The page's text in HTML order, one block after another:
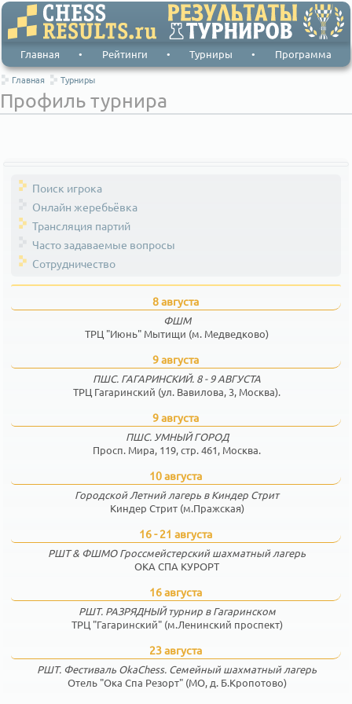
Главная • Рейтинги • Турниры • Программа
Главная Турниры
Профиль турнира
Поиск игрока
Онлайн жеребьёвка
Трансляция партий
Часто задаваемые вопросы
Сотрудничество
8 августа
ФШМ
ТРЦ "Июнь" Мытищи (м. Медведково)
9 августа
ПШС. ГАГАРИНСКИЙ. 8 - 9 АВГУСТА
ТРЦ Гагаринский (ул. Вавилова, 3, Москва).
9 августа
ПШС. УМНЫЙ ГОРОД
Просп. Мира, 119, стр. 461, Москва.
10 августа
Городской Летний лагерь в Киндер Стрит
Киндер Стрит (м.Пражская)
16 - 21 августа
РШТ & ФШМО Гроссмейстерский шахматный лагерь
ОКА СПА КУРОРТ
16 августа
РШТ. РАЗРЯДНЫЙ турнир в Гагаринском
ТРЦ "Гагаринский" (м.Ленинский проспект)
23 августа
РШТ. Фестиваль OkaChess. Семейный шахматный лагерь
Отель "Ока Спа Резорт" (МО, д. Б.Кропотово)